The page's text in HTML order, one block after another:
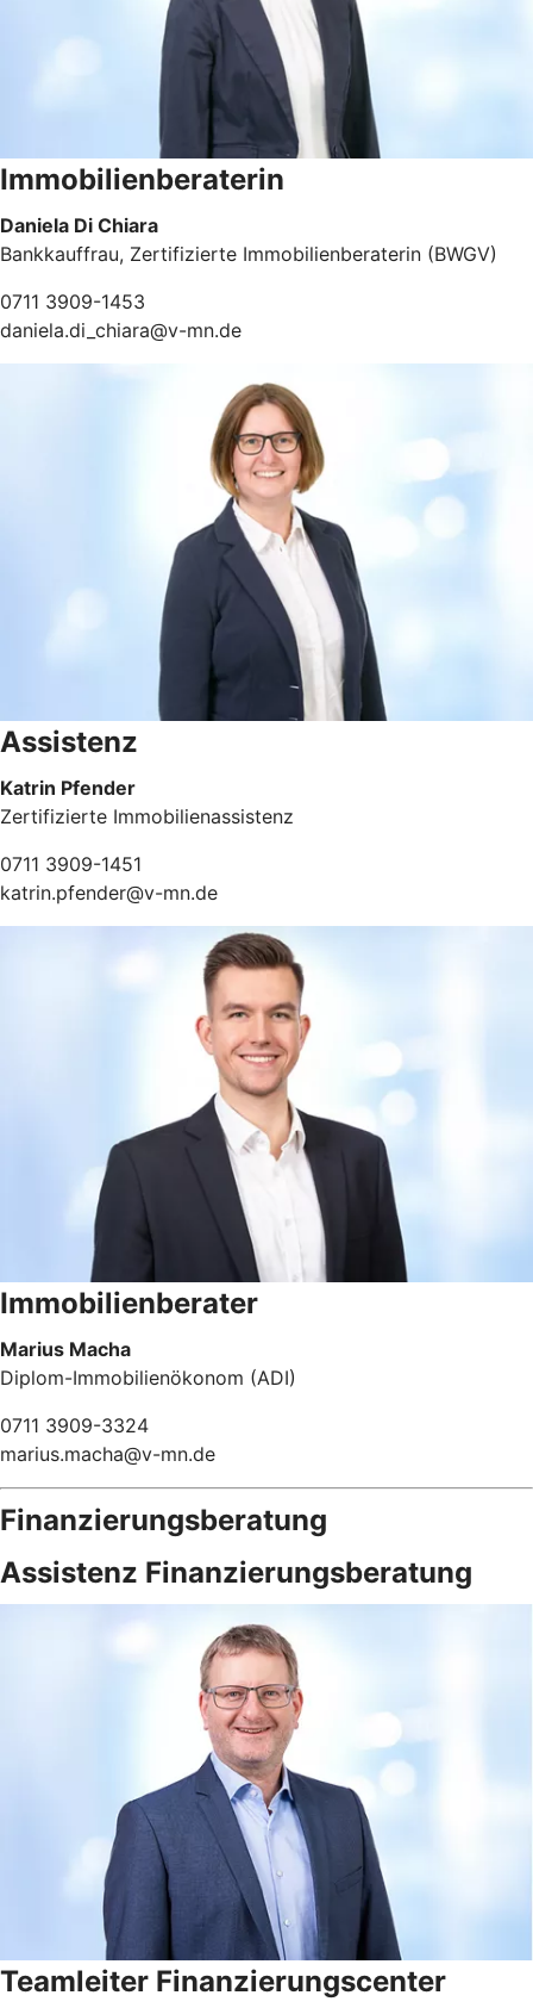
Immobilienberaterin
Daniela Di Chiara
Bankkauffrau, Zertifizierte Immobilienberaterin (BWGV)
0711 3909-1453
daniela.di_chiara@v-mn.de
Assistenz
Katrin Pfender
Zertifizierte Immobilienassistenz
0711 3909-1451
katrin.pfender@v-mn.de
Immobilienberater
Marius Macha
Diplom-Immobilienökonom (ADI)
0711 3909-3324
marius.macha@v-mn.de
Finanzierungsberatung
Assistenz Finanzierungsberatung
Teamleiter Finanzierungscenter